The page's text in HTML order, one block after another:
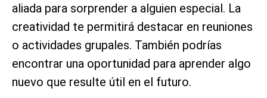
aliada para sorprender a alguien especial. La
creatividad te permitirá destacar en reuniones
o actividades grupales. También podrías
encontrar una oportunidad para aprender algo
nuevo que resulte útil en el futuro.